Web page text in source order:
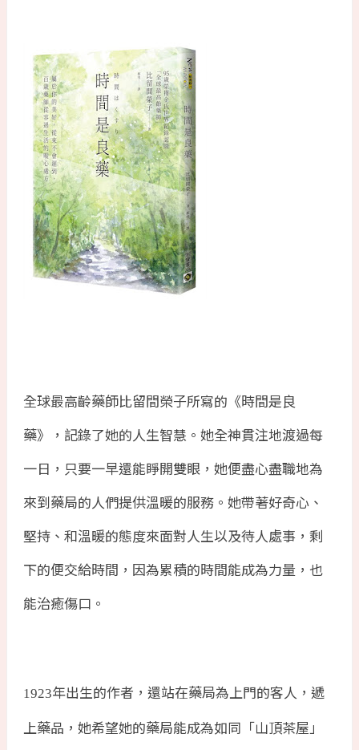
全球最高齡藥師比留間榮子所寫的《時間是良
藥》，記錄了她的人生智慧。她全神貫注地渡過每
一日，只要一早還能睜開雙眼，她便盡心盡職地為
來到藥局的人們提供溫暖的服務。她帶著好奇心、
堅持、和溫暖的態度來面對人生以及待人處事，剩
下的便交給時間，因為累積的時間能成為力量，也
能治癒傷口。
1923年出生的作者，還站在藥局為上門的客人，遞
上藥品，她希望她的藥局能成為如同「山頂茶屋」